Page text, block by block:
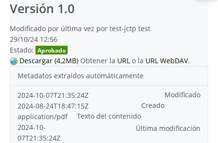
Versión 1.0
Modificado por última vez por test-jctp test
29/10/24 12:56
Estado: Aprobado
Descargar (4,2MB) Obtener la URL o la URL WebDAV.
Metadatos extraídos automáticamente
Modificado
2024-10-07T21:35:24Z
Creado
2024-08-24T18:47:15Z
Texto del contenido
application/pdf
Última modificación
2024-10-
07T21:35:24Z